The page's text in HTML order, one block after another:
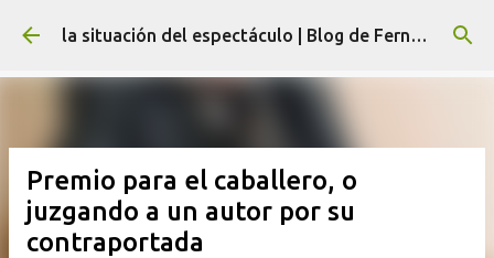
Ir al contenido principal la situación del espectáculo | Blog de Fernando Díaz
Premio para el caballero, o
juzgando a un autor por su
contraportada